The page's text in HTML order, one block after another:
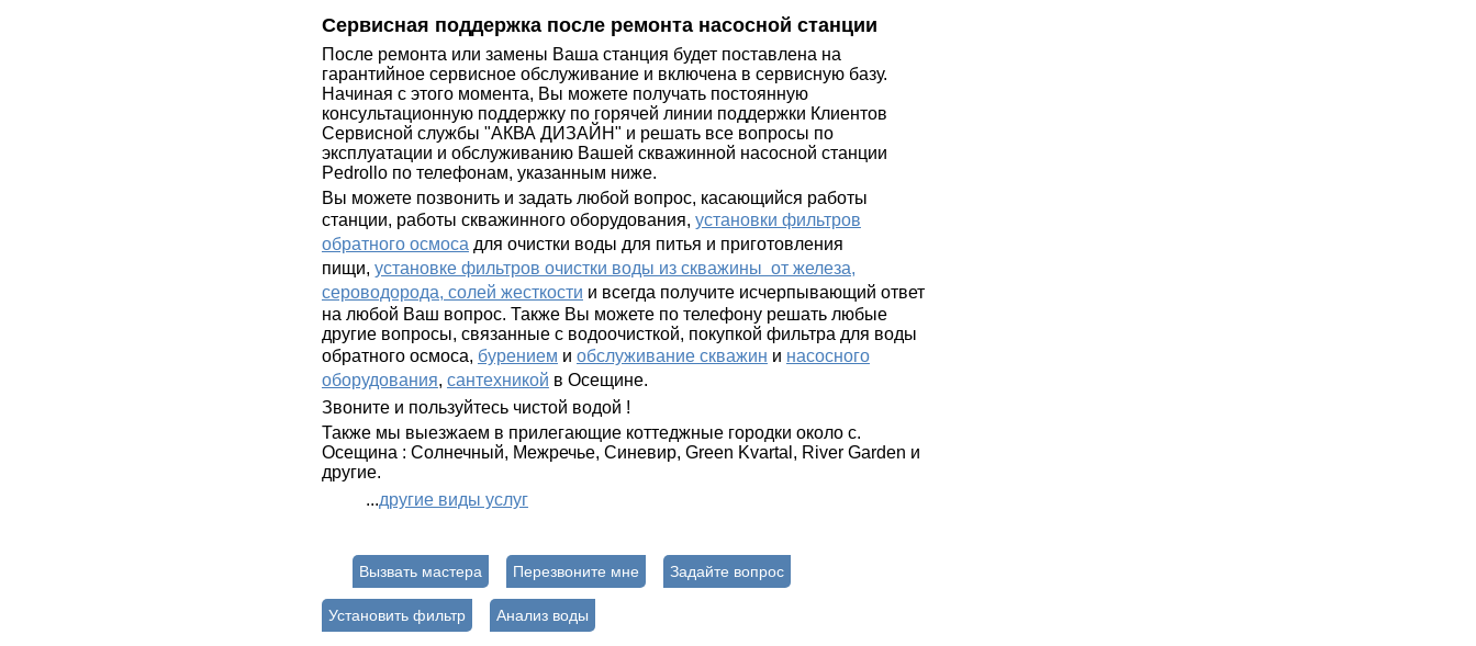
Сервисная поддержка после ремонта насосной станции
После ремонта или замены Ваша станция будет поставлена на
гарантийное сервисное обслуживание и включена в сервисную базу.
Начиная с этого момента, Вы можете получать постоянную
консультационную поддержку по горячей линии поддержки Клиентов
Сервисной службы "АКВА ДИЗАЙН" и решать все вопросы по
эксплуатации и обслуживанию Вашей скважинной насосной станции
Pedrollo по телефонам, указанным ниже.
Вы можете позвонить и задать любой вопрос, касающийся работы
станции, работы скважинного оборудования, установки фильтров
обратного осмоса для очистки воды для питья и приготовления
пищи, установке фильтров очистки воды из скважины от железа,
сероводорода, солей жесткости и всегда получите исчерпывающий ответ
на любой Ваш вопрос. Также Вы можете по телефону решать любые
другие вопросы, связанные с водоочисткой, покупкой фильтра для воды
обратного осмоса, бурением и обслуживание скважин и насосного
оборудования, сантехникой в Осещине.
Звоните и пользуйтесь чистой водой !
Также мы выезжаем в прилегающие коттеджные городки около с.
Осещина : Солнечный, Межречье, Синевир, Green Kvartal, River Garden и
другие.
...другие виды услуг
Вызвать мастера Перезвоните мне Задайте вопрос
Установить фильтр Анализ воды